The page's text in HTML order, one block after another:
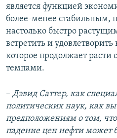
является функцией
более-менее стабильным,
настолько быстро
встретить и
которое продолжает
темпами.
– Дэвид Саттер, как
политических наук, как вы
предположениям о том,
падение цен нефти может